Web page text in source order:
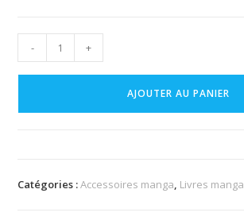
quantité
de
Kaisen
- +
AJOUTER AU PANIER
Catégories :Accessoires manga, Livres manga